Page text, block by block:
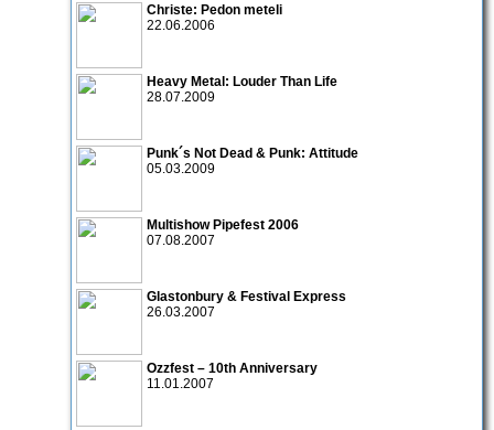
Christe: Pedon meteli
22.06.2006
Heavy Metal: Louder Than Life
28.07.2009
Punk´s Not Dead & Punk: Attitude
05.03.2009
Multishow Pipefest 2006
07.08.2007
Glastonbury & Festival Express
26.03.2007
Ozzfest – 10th Anniversary
11.01.2007